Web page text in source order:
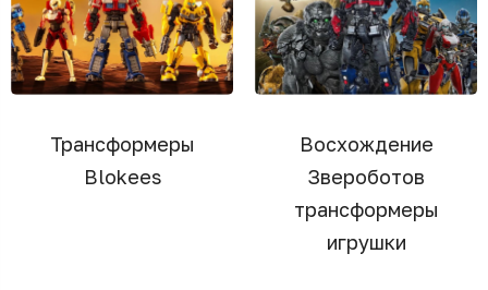
Трансформеры
Blokees
Восхождение
Звероботов
трансформеры
игрушки